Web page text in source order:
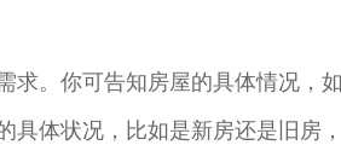
。你可告知房屋的具体情况，
体状况，比如是新房还是旧房